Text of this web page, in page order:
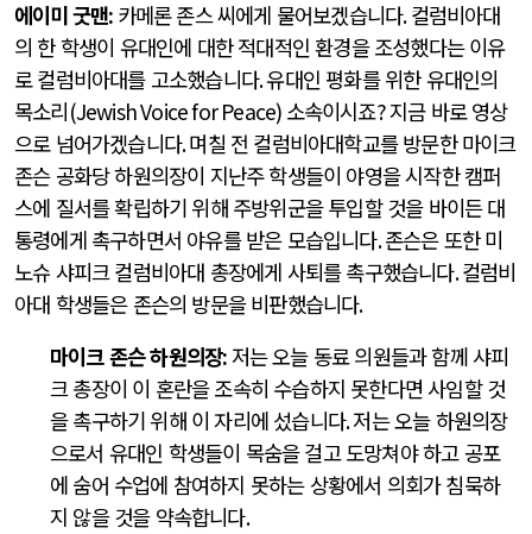
에이미 굿맨: 카메론 존스 씨에게 물어보겠습니다.컬럼비아대
의 한 학생이 유대인에 대한 적대적인 환경을 조성했다는 이유
로 컬럼비아대를 고소했습니다.유대인 평화를 위한 유대인의
목소리(Jewish Voice for Peace) 소속이시죠?지금 바로 영상
으로 넘어가겠습니다.며칠 전 컬럼비아대학교를 방문한 마이크
존슨 공화당 하원의장이 지난주 학생들이 야영을 시작한 캠퍼
스에 질서를 확립하기 위해 주방위군을 투입할 것을 바이든 대
통령에게 촉구하면서 야유를 받은 모습입니다.존슨은 또한 미
노슈 샤피크 컬럼비아대 총장에게 사퇴를 촉구했습니다.컬럼비
아대 학생들은 존슨의 방문을 비판했습니다.
마이크 존슨 하원의장:저는 오늘 동료 의원들과 함께 샤피
크 총장이 이 혼란을 조속히 수습하지 못한다면 사임할 것
을 촉구하기 위해 이 자리에 섰습니다.저는 오늘 하원의장
으로서 유대인 학생들이 목숨을 걸고 도망쳐야 하고 공포
에 숨어 수업에 참여하지 못하는 상황에서 의회가 침묵하
지 않을 것을 약속합니다.